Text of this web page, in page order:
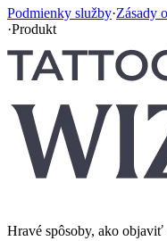
Podmienky služby·Zásady
·Produkt
Hravé spôsoby, ako objaviť